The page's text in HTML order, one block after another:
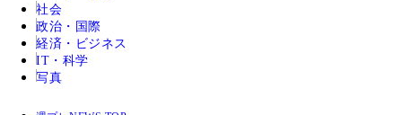
社会
政治・国際
経済・ビジネス
IT・科学
写真